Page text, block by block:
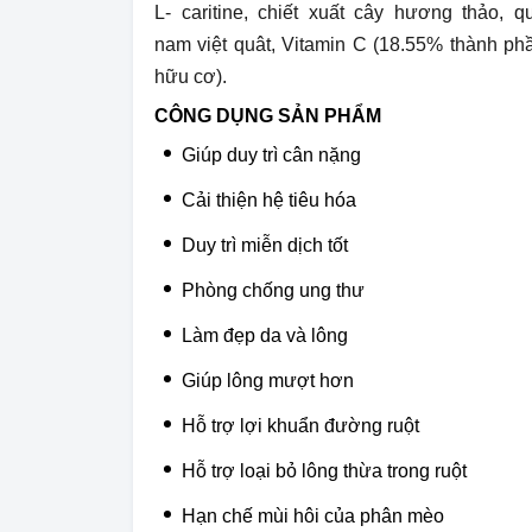
L- caritine, chiết xuất cây hương thảo,
nam việt quât, Vitamin C (18.55% thành
hữu cơ).
CÔNG DỤNG SẢN PHẨM
Giúp duy trì cân nặng
Cải thiện hệ tiêu hóa
Duy trì miễn dịch tốt
Phòng chống ung thư
Làm đẹp da và lông
Giúp lông mượt hơn
Hỗ trợ lợi khuẩn đường ruột
Hỗ trợ loại bỏ lông thừa trong ruột
Hạn chế mùi hôi của phân mèo